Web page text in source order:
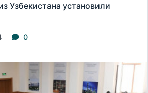
Узбекистана установили
0